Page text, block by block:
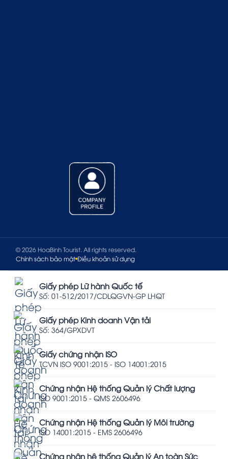
© 2026 HoaBinh Tourist. All rights reserved.
Chính sách bảo mật Điều khoản sử dụng
Giấy phép Lữ hành Quốc tế
Số: 01-512/2017/CDLQGVN-GP LHQT
Giấy phép Kinh doanh Vận tải
Số: 364/GPXDVT
Giấy chứng nhận ISO
TCVN ISO 9001:2015 - ISO 14001:2015
Chứng nhận Hệ thống Quản lý Chất lượng
ISO 9001:2015 - QMS 2606496
Chứng nhận Hệ thống Quản lý Môi trường
ISO 14001:2015 - EMS 2606496
Chứng nhận hệ thống Quản lý An toàn Sức